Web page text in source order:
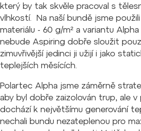
který by tak skvěle pracoval s
vlhkostí. Na naší bundě jsme
materiálu - 60 g/m² a variantu
nebude Aspiring dobře sloužit
zimuvřivější jedinci ji užijí i jako
teplejších měsících.
Polartec Alpha jsme záměrně
aby byl dobře zaizolován trup, ale
dochází k největšímu generování
nechali bundu nezateplenou pro